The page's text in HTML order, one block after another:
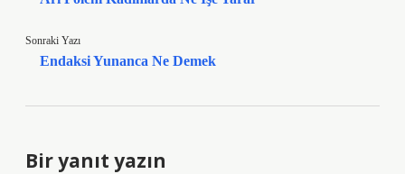
Sonraki Yazı
Endaksi Yunanca Ne Demek
Bir yanıt yazın